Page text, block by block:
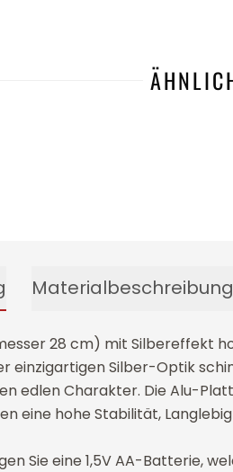
Materialbeschreibung
28 cm) mit Silbereffekt
einzigartigen Silber-Optik
edlen Charakter. Die Alu-
eine hohe Stabilität,
Sie eine 1,5V AA-Batterie,